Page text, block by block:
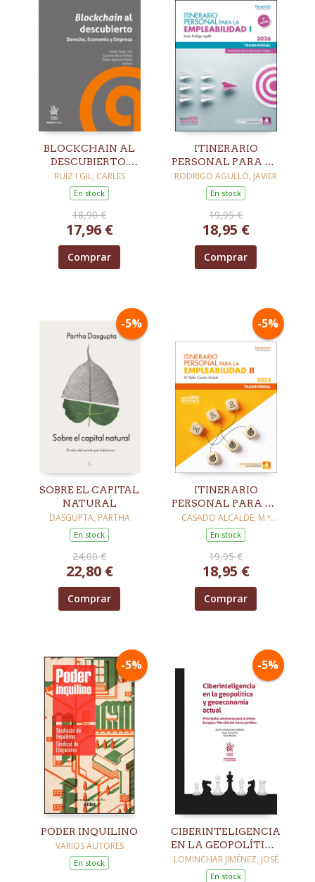
BLOCKCHAIN AL
DESCUBIERTO.
DERECHO,
ECONOMÍA Y
EMPRESA
RUIZ I GIL, CARLES
En stock
18,90 €
17,96 €
Comprar
ITINERARIO
PERSONAL PARA LA
EMPLEABILIDAD I
(EDICIÓN 2026)
RODRIGO AGULLÓ, JAVIER
En stock
19,95 €
18,95 €
Comprar
-5%
SOBRE EL CAPITAL
NATURAL
DASGUPTA, PARTHA
En stock
24,00 €
22,80 €
Comprar
-5%
ITINERARIO
PERSONAL PARA LA
EMPLEABILIDAD II
CASADO ALCALDE, M.ª
BELÉN
En stock
19,95 €
18,95 €
Comprar
-5%
PODER INQUILINO
VARIOS AUTORES
En stock
-5%
CIBERINTELIGENCIA
EN LA GEOPOLÍTICA
Y GEOECONOMÍA
ACTUAL
LOMINCHAR JIMÉNEZ, JOSÉ
En stock